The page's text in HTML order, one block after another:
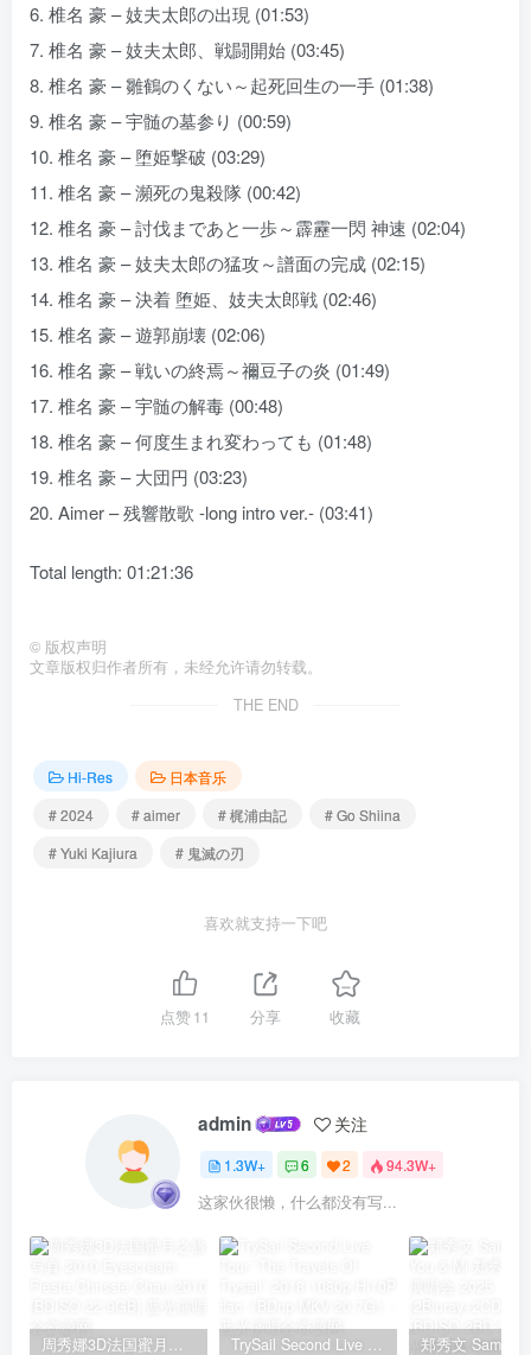
6. 椎名 豪 – 妓夫太郎の出現 (01:53)
7. 椎名 豪 – 妓夫太郎、戦闘開始 (03:45)
8. 椎名 豪 – 雛鶴のくない～起死回生の一手 (01:38)
9. 椎名 豪 – 宇髄の墓参り (00:59)
10. 椎名 豪 – 堕姫撃破 (03:29)
11. 椎名 豪 – 瀕死の鬼殺隊 (00:42)
12. 椎名 豪 – 討伐まであと一歩～霹靂一閃 神速 (02:04)
13. 椎名 豪 – 妓夫太郎の猛攻～譜面の完成 (02:15)
14. 椎名 豪 – 決着 堕姫、妓夫太郎戦 (02:46)
15. 椎名 豪 – 遊郭崩壊 (02:06)
16. 椎名 豪 – 戦いの終焉～禰豆子の炎 (01:49)
17. 椎名 豪 – 宇髄の解毒 (00:48)
18. 椎名 豪 – 何度生まれ変わっても (01:48)
19. 椎名 豪 – 大団円 (03:23)
20. Aimer – 残響散歌 -long intro ver.- (03:41)
Total length: 01:21:36
© 版权声明
文章版权归作者所有，未经允许请勿转载。
THE END
Hi-Res
日本音乐
# 2024
# aimer # 梶浦由記
# Go Shiina
# Yuki Kajiura
# 鬼滅の刃
喜欢就支持一下吧
点赞11 分享 收藏
admin 关注
1.3W+ 6 2 94.3W+
这家伙很懒，什么都没有写...